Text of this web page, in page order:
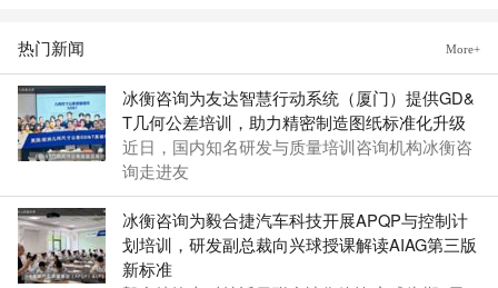
热门新闻 More+
冰衡咨询为友达智慧行动系统（厦门）提供GD&
T几何公差培训，助力精密制造图纸标准化升级
近日，国内知名研发与质量培训咨询机构冰衡咨
询走进友
冰衡咨询为毅合捷汽车科技开展APQP与控制计
划培训，研发副总裁向兴球授课解读AIAG第三版
新标准